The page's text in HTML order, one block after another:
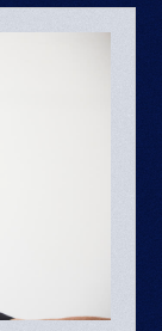
整体師▶月給 227,353円〜453,670円
円
25時間）
年2回）
より決定
なし）
分別途支給